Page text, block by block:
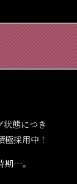
状態につき
採用中！
期…。